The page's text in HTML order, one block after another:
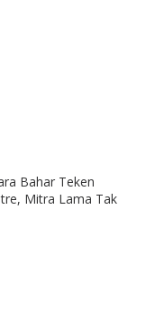
Bahar Teken
Mitra Lama Tak